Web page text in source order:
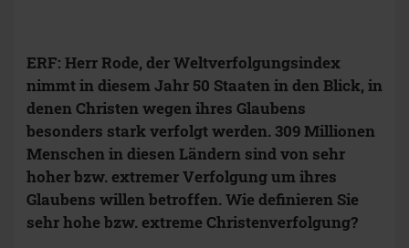
ERF: Herr Rode, der Weltverfolgungsindex
nimmt in diesem Jahr 50 Staaten in den Blick, in
denen Christen wegen ihres Glaubens
besonders stark verfolgt werden. 309 Millionen
Menschen in diesen Ländern sind von sehr
hoher bzw. extremer Verfolgung um ihres
Glaubens willen betroffen. Wie definieren Sie
sehr hohe bzw. extreme Christenverfolgung?